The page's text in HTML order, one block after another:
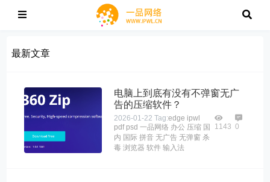
最新文章
电脑上到底有没有不弹窗无广
告的压缩软件？
2026-01-22 Tag:edge ipwl
pdf psd 一品网络 办公 压缩 国
内 国际 拼音 无广告 无弹窗 杀
毒 浏览器 软件 输入法
1143 0